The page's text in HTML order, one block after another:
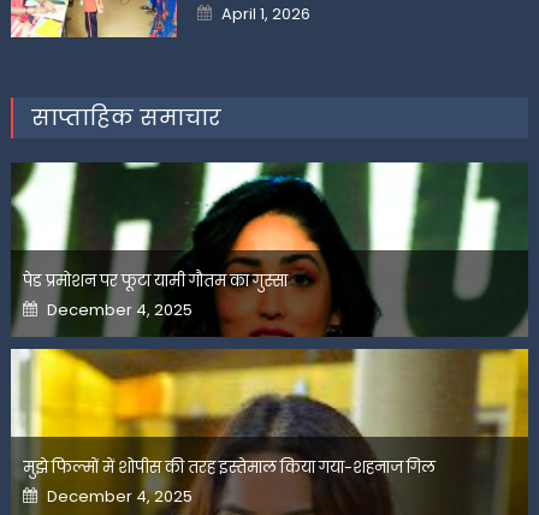
Posted
on
April 1, 2026
साप्ताहिक समाचार
पेड प्रमोशन पर फूटा यामी गौतम का गुस्सा
Posted
on
December 4, 2025
मुझे फिल्मों में शोपीस की तरह इस्तेमाल किया गया-शहनाज गिल
Posted
on
December 4, 2025